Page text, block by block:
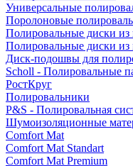
Универсальные
Поролоновые
Полировальные диски из
Полировальные диски
Диск-подошвы для
Scholl - Полировальные
РостКруг
Полировальники
P&S - Полировальная
Шумоизоляционные
Comfort Mat
Comfort Mat Standart
Comfort Mat Premium